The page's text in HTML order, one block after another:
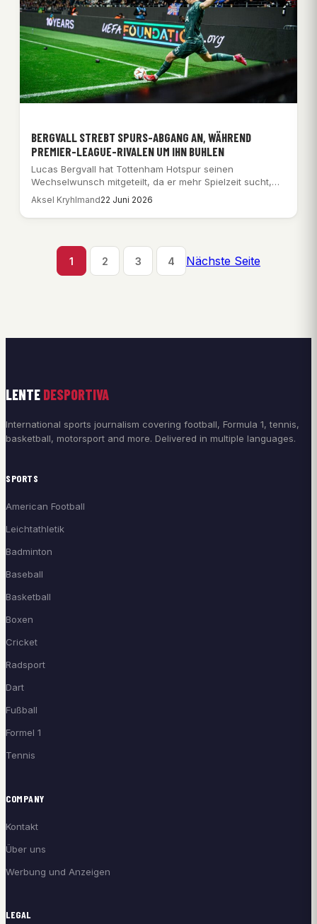
BERGVALL STREBT SPURS-ABGANG AN, WÄHREND
PREMIER-LEAGUE-RIVALEN UM IHN BUHLEN
Lucas Bergvall hat Tottenham Hotspur seinen
Wechselwunsch mitgeteilt, da er mehr Spielzeit sucht,
während Chelsea…
Aksel Kryhlmand22 Juni 2026
1 2 3 4 Nächste Seite
LENTE DESPORTIVA
International sports journalism covering football, Formula 1, tennis,
basketball, motorsport and more. Delivered in multiple languages.
SPORTS
American Football
Leichtathletik
Badminton
Baseball
Basketball
Boxen
Cricket
Radsport
Dart
Fußball
Formel 1
Tennis
COMPANY
Kontakt
Über uns
Werbung und Anzeigen
LEGAL